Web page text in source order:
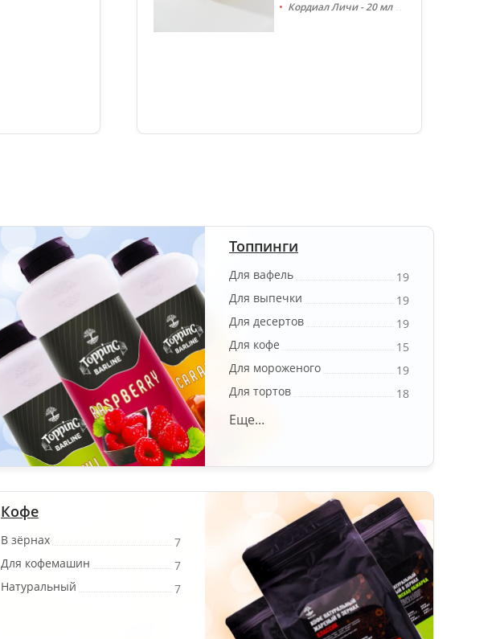
Кордиал Личи - 20 мл
Топпинги
Для вафель
19
Для выпечки
19
Для десертов
19
Для кофе
15
Для мороженого
19
Для тортов
18
Еще...
Кофе
В зёрнах
7
Для кофемашин
7
Натуральный
7